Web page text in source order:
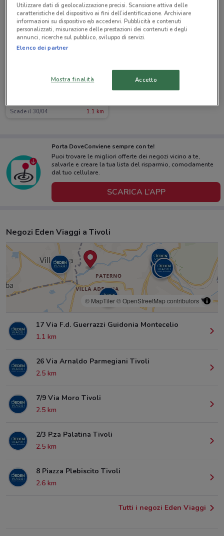
Scade il 30/04 1.1 km
Porta DoveConviene sempre con te!
Puoi trovare le migliori offerte dei negozi vicino a te,
salvarle e creare la tua lista del risparmio, comodamente
dal tuo cellulare.
SCARICA L’APP
Negozi Eden Viaggi a Tivoli
© MapTiler© OpenStreetMap contributors
17 Via F.d. Guerrazzi Guidonia Montecelio
1.1 km
26 Via Arnaldo Parmegiani Tivoli
2.5 km
7/9 Via Moro Tivoli
2.5 km
2/3 P.za Palatina Tivoli
2.5 km
8 Piazza Plebiscito Tivoli
2.6 km
Tutti i negozi Eden Viaggi
Utilizzare dati di geolocalizzazione precisi. Scansione attiva delle
caratteristiche del dispositivo ai fini dell’identificazione. Archiviare
informazioni su dispositivo e/o accedervi. Pubblicità e contenuti
personalizzati, misurazione delle prestazioni dei contenuti e degli
annunci, ricerche sul pubblico, sviluppo di servizi.
Elenco dei partner
Mostra finalità Accetto